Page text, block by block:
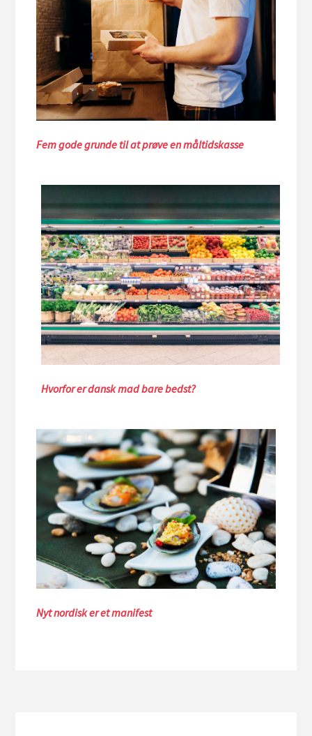
Fem gode grunde til at prøve en måltidskasse
Hvorfor er dansk mad bare bedst?
Nyt nordisk er et manifest